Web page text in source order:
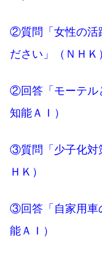
②質問「女性の活
ださい」（ＮＨＫ
②回答「モーテル
知能ＡＩ）
③質問「少子化対
ＨＫ）
③回答「自家用車
能ＡＩ）